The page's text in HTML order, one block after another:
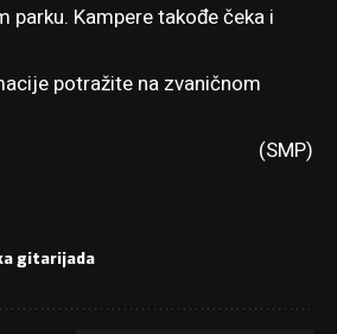
parku. Kampere takođe čeka i
potražite na zvaničnom
(SMP)
gitarijada